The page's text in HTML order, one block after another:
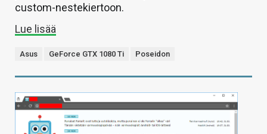
custom-nestekiertoon.
Lue lisää
Asus GeForce GTX 1080 Ti Poseidon